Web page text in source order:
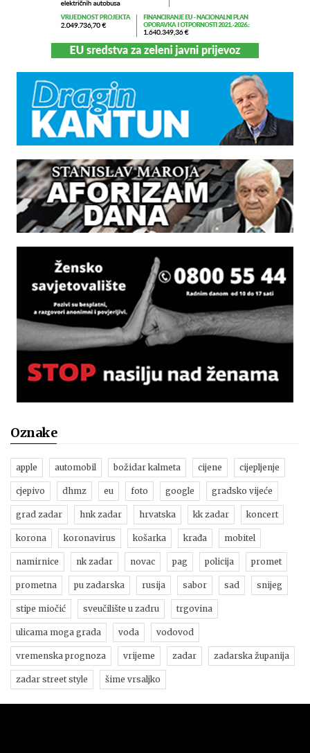
Oznake
apple automobil božidar kalmeta cijene cijepljenje
cjepivo dhmz eu foto google gradsko vijeće
grad zadar hnk zadar hrvatska kk zadar koncert
korona koronavirus košarka krađa mobitel
namirnice nk zadar novac pag policija promet
prometna pu zadarska rusija sabor sad snijeg
stipe miočić sveučilište u zadru trgovina
ulicama moga grada voda vodovod
vremenska prognoza vrijeme zadar zadarska županija
zadar street style šime vrsaljko